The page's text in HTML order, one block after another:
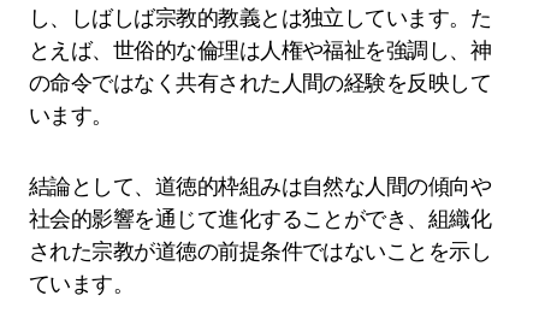
し、しばしば宗教的教義とは独立しています。た
とえば、世俗的な倫理は人権や福祉を強調し、神
の命令ではなく共有された人間の経験を反映して
います。
結論として、道徳的枠組みは自然な人間の傾向や
社会的影響を通じて進化することができ、組織化
された宗教が道徳の前提条件ではないことを示し
ています。